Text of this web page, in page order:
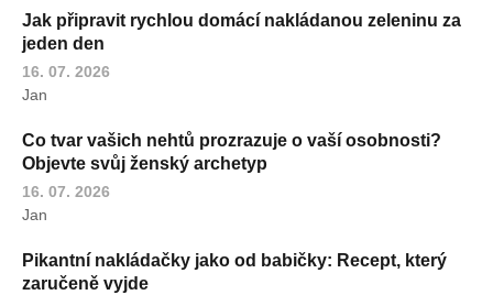
Jak připravit rychlou domácí nakládanou zeleninu za
jeden den
16. 07. 2026
Jan
Co tvar vašich nehtů prozrazuje o vaší osobnosti?
Objevte svůj ženský archetyp
16. 07. 2026
Jan
Pikantní nakládačky jako od babičky: Recept, který
zaručeně vyjde